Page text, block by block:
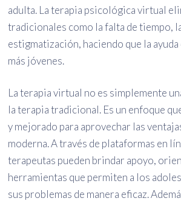
adulta. La terapia psicológica virtual
tradicionales como la falta de tiempo,
estigmatización, haciendo que la ayuda
más jóvenes.
La terapia virtual no es simplemente
la terapia tradicional. Es un enfoque
y mejorado para aprovechar las
moderna. A través de plataformas en
terapeutas pueden brindar apoyo,
herramientas que permiten a los
sus problemas de manera eficaz.